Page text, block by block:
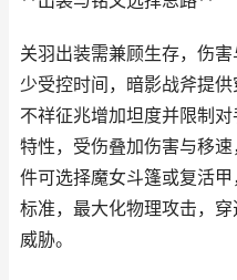
关羽出装需兼顾生存，伤
少受控时间，暗影战斧提供
不祥征兆增加坦度并限制
特性，受伤叠加伤害与移
件可选择魔女斗篷或复活
标准，最大化物理攻击，
威胁。